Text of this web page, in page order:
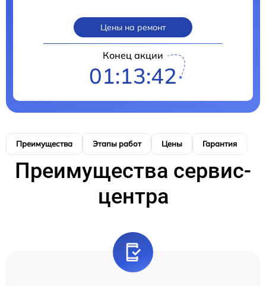
Цены на ремонт
Конец акции
01:13:41
Преимущества Этапы работ Цены Гарантия
Преимущества сервис-
центра